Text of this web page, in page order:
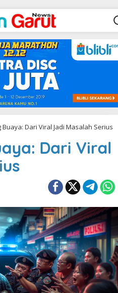
Dari Viral Jadi Masalah Serius
Dari Viral